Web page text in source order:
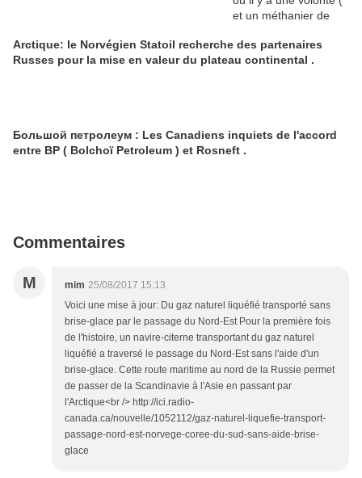
Arctique: le Norvégien Statoil recherche des partenaires
Russes pour la mise en valeur du plateau continental .
Большой петролеум : Les Canadiens inquiets de l'accord
entre BP ( Bolchoï Petroleum ) et Rosneft .
Commentaires
M mim 25/08/2017 15:13
Voici une mise à jour: Du gaz naturel liquéfié transporté sans
brise-glace par le passage du Nord-Est Pour la première fois
de l'histoire, un navire-citerne transportant du gaz naturel
liquéfié a traversé le passage du Nord-Est sans l'aide d'un
brise-glace. Cette route maritime au nord de la Russie permet
de passer de la Scandinavie à l'Asie en passant par
l'Arctique<br /> http://ici.radio-
canada.ca/nouvelle/1052112/gaz-naturel-liquefie-transport-
passage-nord-est-norvege-coree-du-sud-sans-aide-brise-
glace